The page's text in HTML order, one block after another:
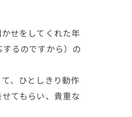
せをしてくれた年
るのですから）の
、ひとしきり動作
てもらい、貴重な